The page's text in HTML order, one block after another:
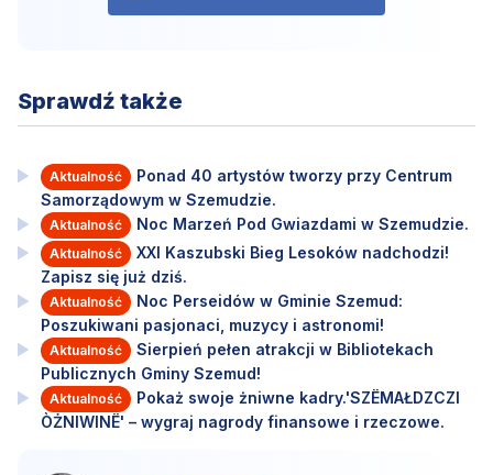
Sprawdź także
Aktualność
Ponad 40 artystów tworzy przy Centrum
Samorządowym w Szemudzie.
Aktualność Noc Marzeń Pod Gwiazdami w Szemudzie.
Aktualność
XXI Kaszubski Bieg Lesoków nadchodzi!
Zapisz się już dziś.
Aktualność
Noc Perseidów w Gminie Szemud:
Poszukiwani pasjonaci, muzycy i astronomi!
Aktualność
Sierpień pełen atrakcji w Bibliotekach
Publicznych Gminy Szemud!
Aktualność
Pokaż swoje żniwne kadry.'SZËMAŁDZCZI
ÒŻNIWINË' – wygraj nagrody finansowe i rzeczowe.